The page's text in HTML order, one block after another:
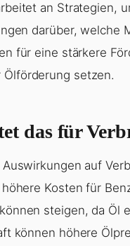
an Strategien,
darüber, welche
für eine stärkere
setzen.
das für
auf
Kosten für
steigen, da Öl
können höhere